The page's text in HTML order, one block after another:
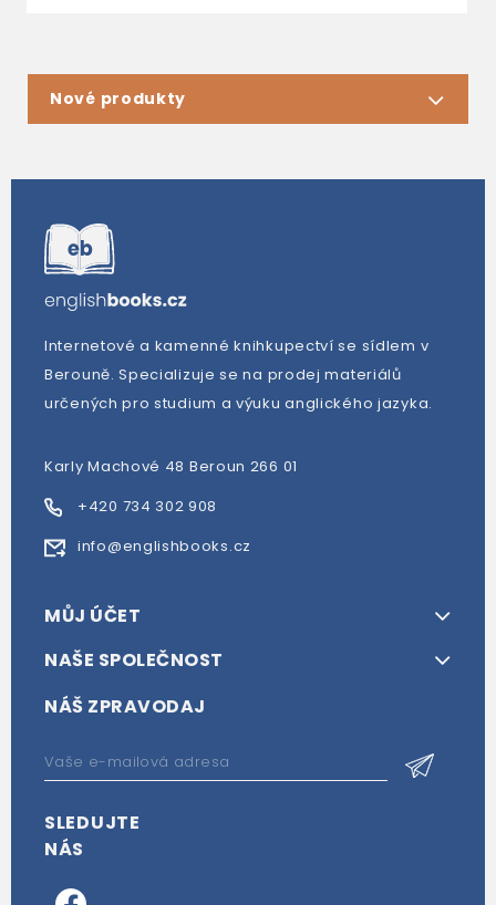
Nové produkty
Internetové a kamenné knihkupectví se sídlem v
Berouně. Specializuje se na prodej materiálů
určených pro studium a výuku anglického jazyka.
Karly Machové 48 Beroun 266 01
+420 734 302 908
info@englishbooks.cz
MŮJ ÚČET
NAŠE SPOLEČNOST
NÁŠ ZPRAVODAJ
SLEDUJTE
NÁS